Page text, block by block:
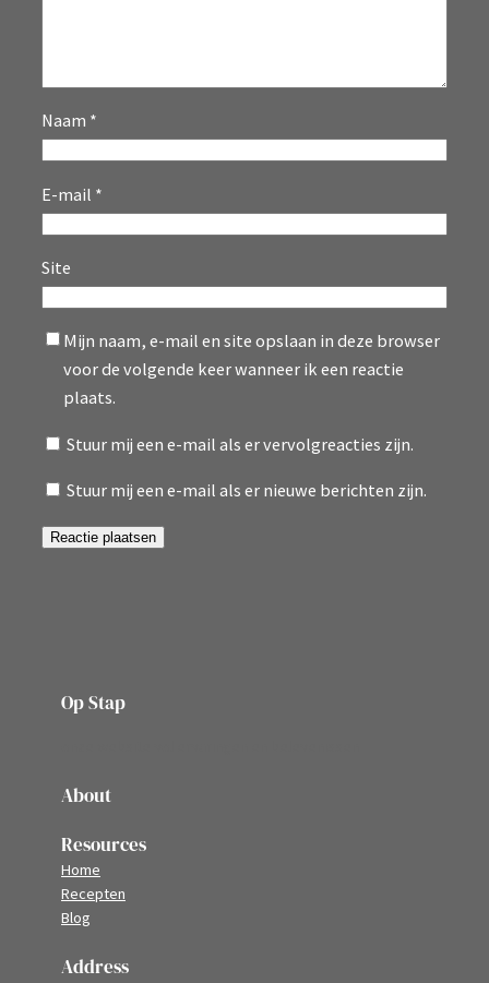
Naam *
E-mail *
Site
Mijn naam, e-mail en site opslaan in deze browser
voor de volgende keer wanneer ik een reactie
plaats.
Stuur mij een e-mail als er vervolgreacties zijn.
Stuur mij een e-mail als er nieuwe berichten zijn.
Op Stap
About
Resources
Home
Recepten
Blog
Address